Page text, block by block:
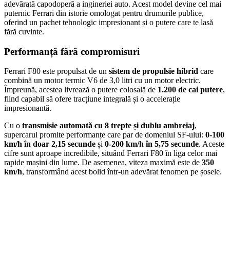
adevărată capodoperă a ingineriei auto. Acest model devine cel mai
puternic Ferrari din istorie omologat pentru drumurile publice,
oferind un pachet tehnologic impresionant și o putere care te lasă
fără cuvinte.
Performanță fără compromisuri
Ferrari F80 este propulsat de un sistem de propulsie hibrid care
combină un motor termic V6 de 3,0 litri cu un motor electric.
Împreună, acestea livrează o putere colosală de 1.200 de cai putere,
fiind capabil să ofere tracțiune integrală și o accelerație
impresionantă.
Cu o transmisie automată cu 8 trepte și dublu ambreiaj,
supercarul promite performanțe care par de domeniul SF-ului: 0-100
km/h în doar 2,15 secunde și 0-200 km/h în 5,75 secunde. Aceste
cifre sunt aproape incredibile, situând Ferrari F80 în liga celor mai
rapide mașini din lume. De asemenea, viteza maximă este de 350
km/h, transformând acest bolid într-un adevărat fenomen pe șosele.